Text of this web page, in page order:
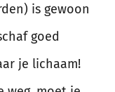
is gewoon
goed
je lichaam!